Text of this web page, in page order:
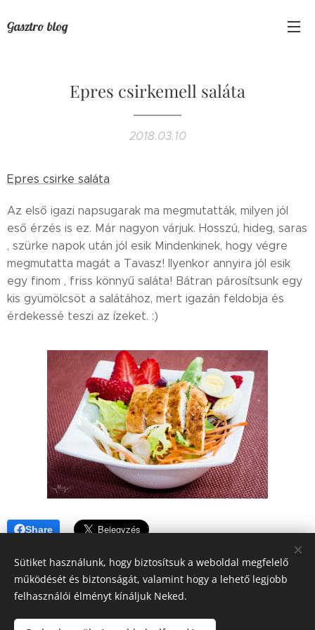
Gasztro blog
Epres csirkemell saláta
2018.03.10
Epres csirke saláta
Az első igazi napsugarak ma megmutatták, milyen jól
eső érzés is ez. Már nagyon várjuk. Hosszú, hideg, saras
, szürke napok után jól esik Mindenkinek, hogy végre
megmutatta magát a Tavasz! Ilyenkor annyira jól esik
egy finom , friss könnyű saláta! Bátran párosítsunk egy
kis gyümölcsöt a salátához, mert igazán feldobja és
érdekessé teszi az ízeket. :)
Share
A blogban megjelenő tartalomra (receptek, írások, fotók, stb.)
Sütiket használunk, hogy biztosítsuk a weboldal megfelelő
működését és biztonságát, valamint hogy a lehető legjobb
felhasználói élményt kínáljuk Neked.